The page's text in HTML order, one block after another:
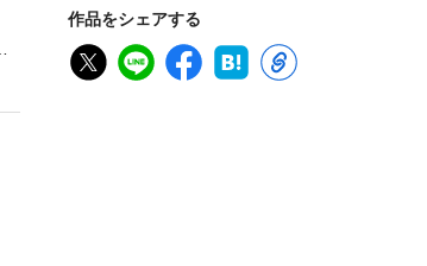
作品をシェアする